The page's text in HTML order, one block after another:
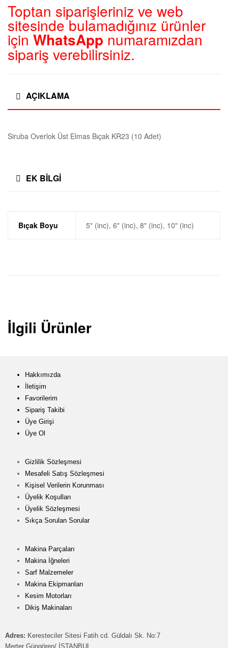
Toptan siparişleriniz ve web
sitesinde bulamadığınız ürünler
için WhatsApp numaramızdan
sipariş verebilirsiniz.
AÇIKLAMA
Siruba Overlok Üst Elmas Bıçak KR23 (10 Adet)
EK BILGI
Bıçak Boyu 5" (inc), 6" (inc), 8" (inc), 10" (inc)
İlgili Ürünler
Hakkımızda
İletişim
Favorilerim
Sipariş Takibi
Üye Girişi
Üye Ol
Gizlilik Sözleşmesi
Mesafeli Satış Sözleşmesi
Kişisel Verilerin Korunması
Üyelik Koşulları
Üyelik Sözleşmesi
Sıkça Sorulan Sorular
Makina Parçaları
Makina İğneleri
Sarf Malzemeler
Makina Ekipmanları
Kesim Motorları
Dikiş Makinaları
Adres: Keresteciler Sitesi Fatih cd. Güldalı Sk. No:7
Merter Güngören/ İSTANBUL